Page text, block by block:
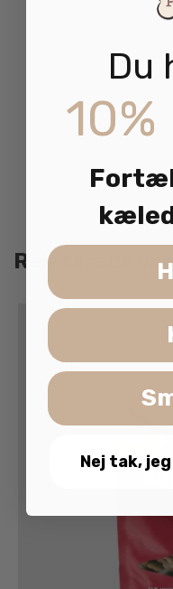
Indeholder
Metaboliserbar
Relaterede
Du
10%
Nej tak,